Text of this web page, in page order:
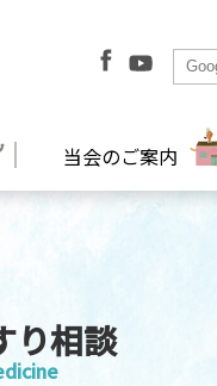
当会のご案内
り相談